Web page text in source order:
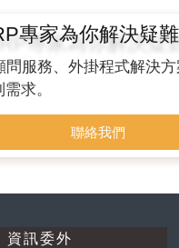
專家為你解決疑
服務、外掛程式解決
求。
聯絡我們
資訊委外